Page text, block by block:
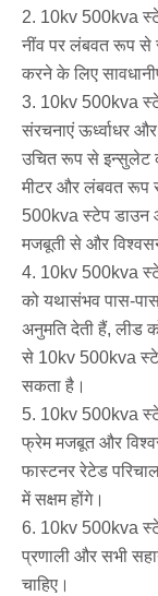
2. 10kv 500kva
नींव पर लंबवत रूप से
करने के लिए
3. 10kv 500kva
संरचनाएं ऊर्ध्वाधर
उचित रूप से इन्सुलेट
मीटर और लंबवत रूप
500kva स्टेप
मजबूती से और
4. 10kv 500kva
को यथासंभव पास-पास
अनुमति देती हैं, लीड
से 10kv 500kva
सकता है।
5. 10kv 500kva
फ्रेम मजबूत और
फास्टनर रेटेड
में सक्षम होंगे।
6. 10kv 500kva
प्रणाली और सभी
चाहिए।